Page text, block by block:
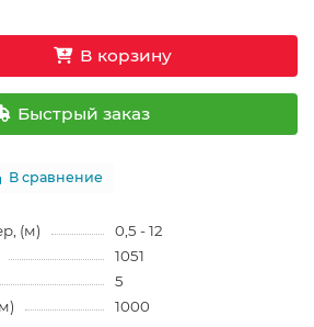
В корзину
Быстрый заказ
В сравнение
(м)
0,5 - 12
1051
5
1000